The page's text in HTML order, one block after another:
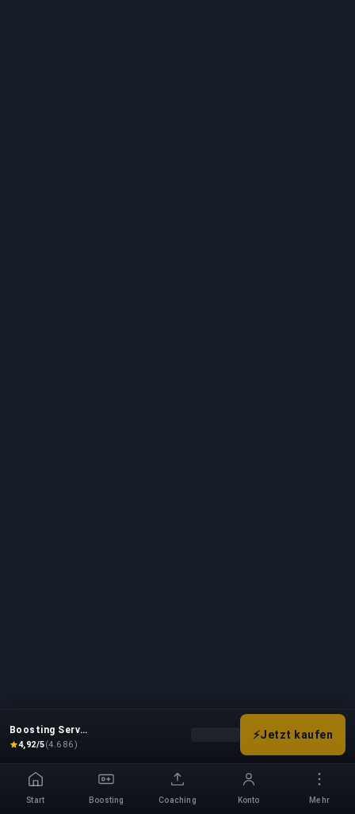
Boosting Service
4,92/5(4.686)
⚡Jetzt kaufen
Wähle deine Boost-Optionen,
Start Boosting Coaching Konto Mehr